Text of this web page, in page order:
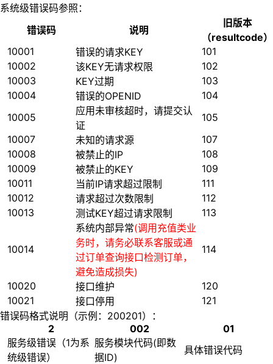
系统级错误码参照：
错误码
说明
旧版本
（resultcode）
10001
错误的请求KEY
101
10002
该KEY无请求权限
102
10003
KEY过期
103
10004
错误的OPENID
104
10005
应用未审核超时，请提交认
证
105
10007
未知的请求源
107
10008
被禁止的IP
108
10009
被禁止的KEY
109
10011
当前IP请求超过限制
111
10012
请求超过次数限制
112
10013
测试KEY超过请求限制 113
10014
系统内部异常(调用充值类业
务时，请务必联系客服或通
过订单查询接口检测订单，
避免造成损失)
114
10020 接口维护
120
10021
接口停用
121
错误码格式说明（示例：200201）：
2
002
01
服务级错误（1为系
统级错误）
服务模块代码(即数
据ID)
具体错误代码